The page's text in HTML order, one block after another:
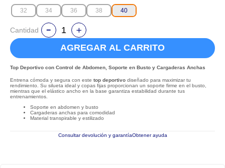
32 34 36 38 40
Cantidad
AGREGAR AL CARRITO
Top Deportivo con Control de Abdomen, Soporte en Busto y Cargaderas Anchas
Entrena cómoda y segura con este top deportivo diseñado para maximizar tu
rendimiento. Su silueta ideal y copas fijas proporcionan un soporte firme en el busto,
mientras que el elástico ancho en la base garantiza estabilidad durante tus
entrenamientos.
Soporte en abdomen y busto
Cargaderas anchas para comodidad
Material transpirable y estilizado
Consultar devolución y garantíaObtener ayuda